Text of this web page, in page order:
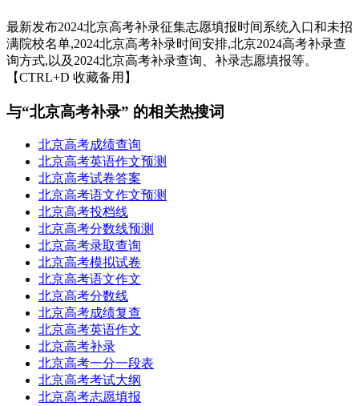
最新发布2024北京高考补录征集志愿填报时间系统入口和未招
满院校名单,2024北京高考补录时间安排,北京2024高考补录查
询方式,以及2024北京高考补录查询、补录志愿填报等。
【CTRL+D 收藏备用】
与“北京高考补录” 的相关热搜词
北京高考成绩查询
北京高考英语作文预测
北京高考试卷答案
北京高考语文作文预测
北京高考投档线
北京高考分数线预测
北京高考录取查询
北京高考模拟试卷
北京高考语文作文
北京高考分数线
北京高考成绩复查
北京高考英语作文
北京高考补录
北京高考一分一段表
北京高考考试大纲
北京高考志愿填报